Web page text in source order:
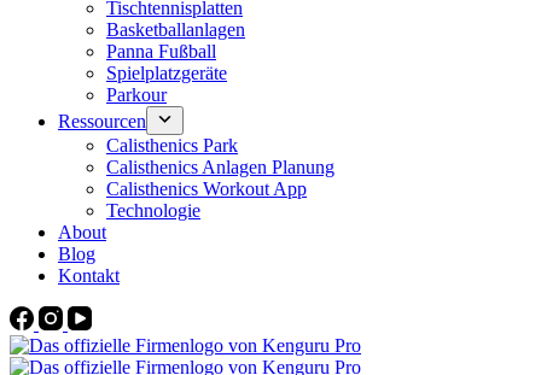
Tischtennisplatten
Basketballanlagen
Panna Fußball
Spielplatzgeräte
Parkour
Ressourcen
Calisthenics Park
Calisthenics Anlagen Planung
Calisthenics Workout App
Technologie
About
Blog
Kontakt